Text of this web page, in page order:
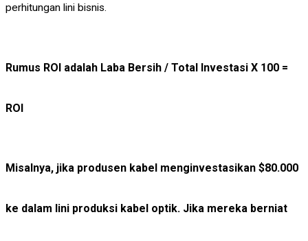
perhitungan lini bisnis.
Rumus ROI adalah Laba Bersih / Total Investasi X 100 =
ROI
Misalnya, jika produsen kabel menginvestasikan $80.000
ke dalam lini produksi kabel optik. Jika mereka berniat